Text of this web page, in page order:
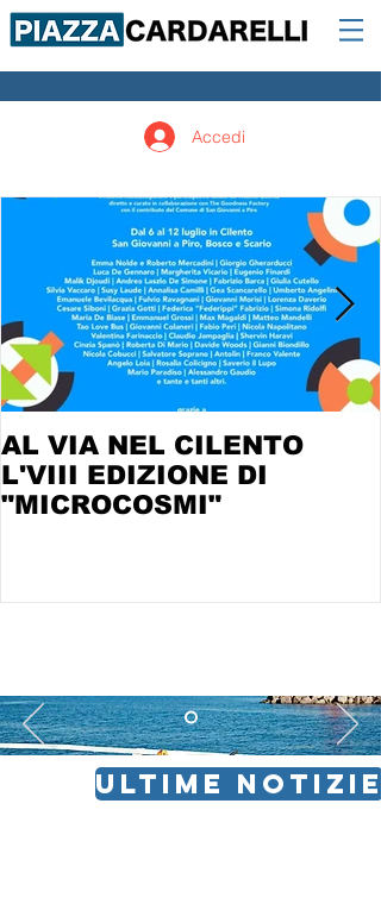
Accedi
AL VIA NEL CILENTO
L'VIII EDIZIONE DI
"MICROCOSMI"
ULTIME NOTIZIE